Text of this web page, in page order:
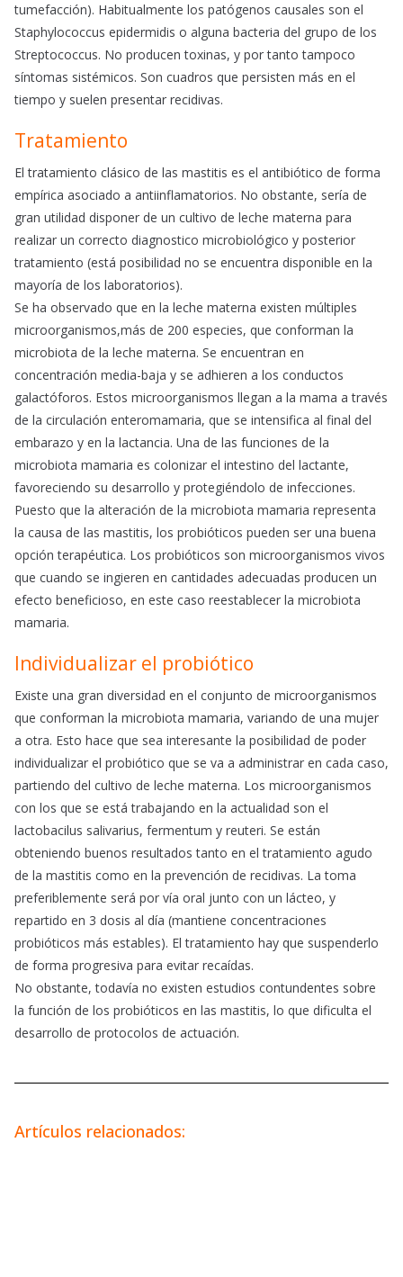
tumefacción). Habitualmente los patógenos causales son el
Staphylococcus epidermidis o alguna bacteria del grupo de los
Streptococcus. No producen toxinas, y por tanto tampoco
síntomas sistémicos. Son cuadros que persisten más en el
tiempo y suelen presentar recidivas.
Tratamiento
El tratamiento clásico de las mastitis es el antibiótico de forma
empírica asociado a antiinflamatorios. No obstante, sería de
gran utilidad disponer de un cultivo de leche materna para
realizar un correcto diagnostico microbiológico y posterior
tratamiento (está posibilidad no se encuentra disponible en la
mayoría de los laboratorios).
Se ha observado que en la leche materna existen múltiples
microorganismos,más de 200 especies, que conforman la
microbiota de la leche materna. Se encuentran en
concentración media-baja y se adhieren a los conductos
galactóforos. Estos microorganismos llegan a la mama a través
de la circulación enteromamaria, que se intensifica al final del
embarazo y en la lactancia. Una de las funciones de la
microbiota mamaria es colonizar el intestino del lactante,
favoreciendo su desarrollo y protegiéndolo de infecciones.
Puesto que la alteración de la microbiota mamaria representa
la causa de las mastitis, los probióticos pueden ser una buena
opción terapéutica. Los probióticos son microorganismos vivos
que cuando se ingieren en cantidades adecuadas producen un
efecto beneficioso, en este caso reestablecer la microbiota
mamaria.
Individualizar el probiótico
Existe una gran diversidad en el conjunto de microorganismos
que conforman la microbiota mamaria, variando de una mujer
a otra. Esto hace que sea interesante la posibilidad de poder
individualizar el probiótico que se va a administrar en cada caso,
partiendo del cultivo de leche materna. Los microorganismos
con los que se está trabajando en la actualidad son el
lactobacilus salivarius, fermentum y reuteri. Se están
obteniendo buenos resultados tanto en el tratamiento agudo
de la mastitis como en la prevención de recidivas. La toma
preferiblemente será por vía oral junto con un lácteo, y
repartido en 3 dosis al día (mantiene concentraciones
probióticos más estables). El tratamiento hay que suspenderlo
de forma progresiva para evitar recaídas.
No obstante, todavía no existen estudios contundentes sobre
la función de los probióticos en las mastitis, lo que dificulta el
desarrollo de protocolos de actuación.
Artículos relacionados: